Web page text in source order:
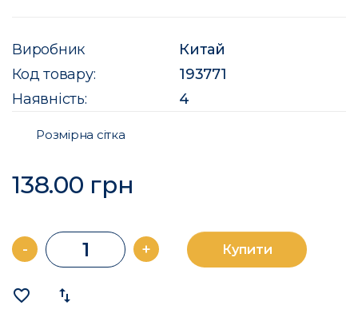
Виробник
Китай
Код товару:
193771
Наявність:
4
Розмірна сітка
138.00 грн
- + Купити
favorite_border import_export